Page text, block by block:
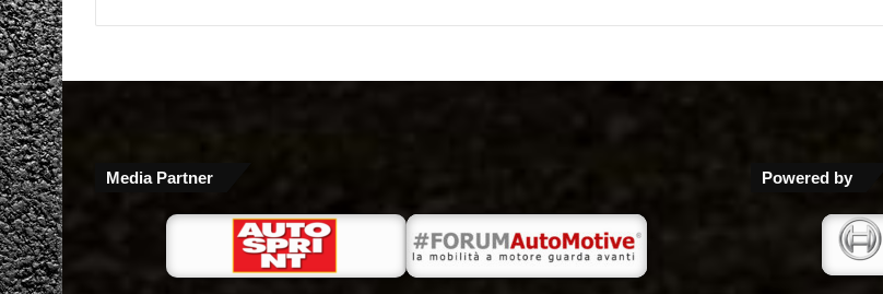
Media Partner Powered by